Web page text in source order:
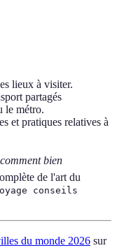
lieux à visiter.
partagés
le métro.
et pratiques relatives à
bien
de l'art du
conseils
du monde 2026 sur